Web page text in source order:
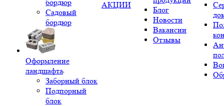
бордюр
Садовый
бордюр
Оформление
ландшафта
Заборный блок
Подпорный
блок
АКЦИИ
Блог
Новости
Вакансии
Отзывы